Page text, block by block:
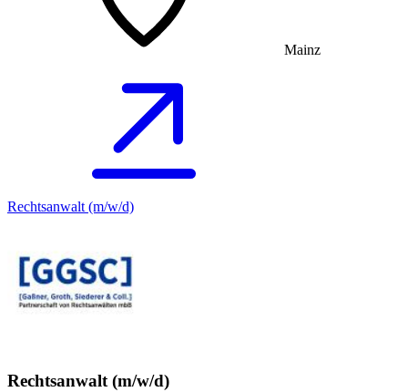
Mainz
Rechtsanwalt (m/w/d)
Rechtsanwalt (m/w/d)